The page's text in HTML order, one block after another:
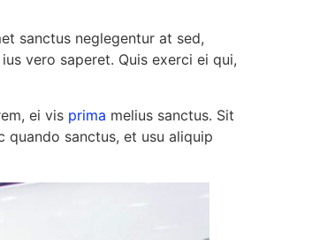
sanctus neglegentur at sed,
vero saperet. Quis exerci ei qui,
ei vis prima melius sanctus. Sit
sanctus, et usu aliquip